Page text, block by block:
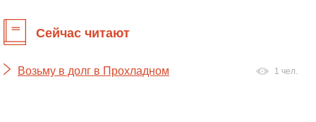
Сейчас читают
Возьму в долг в Прохладном 1 чел.